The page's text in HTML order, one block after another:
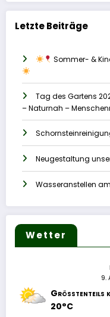
Letzte Beiträge
Sommer- &
Tag des Gartens
– Naturnah –
Neugestaltung
Wasseranstellen
Wetter
9.
Größtenteils
20°C